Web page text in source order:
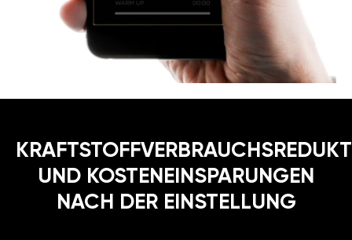
UND KOSTENEINSPARUNGEN
NACH DER EINSTELLUNG